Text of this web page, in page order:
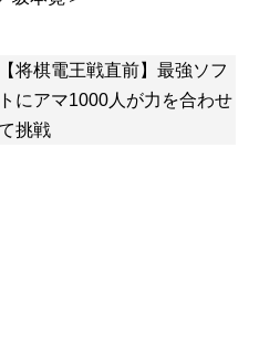
【将棋電王戦直前】最強ソフ
トにアマ1000人が力を合わせ
挑戦